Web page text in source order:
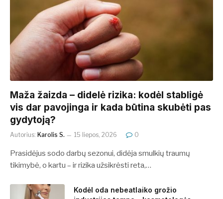
​​Maža žaizda – didelė rizika: kodėl stabligė
vis dar pavojinga ir kada būtina skubėti pas
gydytoją?
Autorius: Karolis S. 15 liepos, 2026 0
Prasidėjus sodo darbų sezonui, didėja smulkių traumų
tikimybė, o kartu – ir rizika užsikrėsti reta,…
Kodėl oda nebeatlaiko grožio